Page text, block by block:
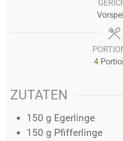
4
ZUTATEN
150 g Egerlinge
150 g Pfifferlinge